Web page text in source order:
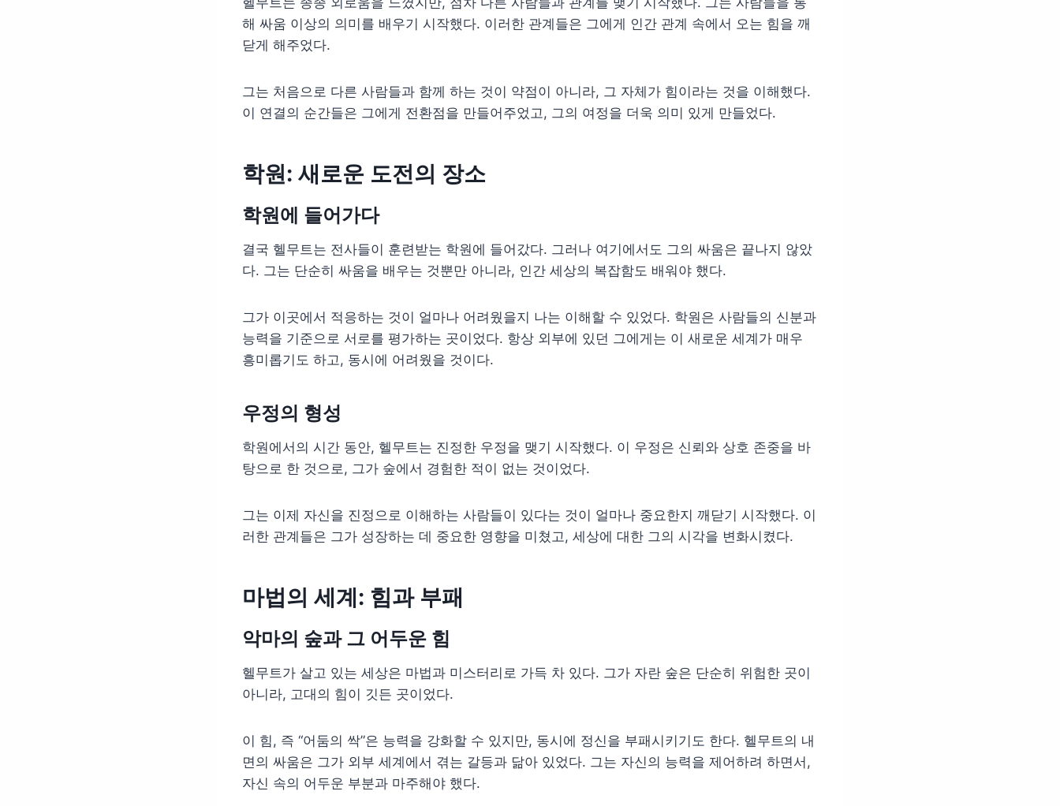
해 싸움 이상의 의미를 배우기 시작했다. 이러한 관계들은 그에게 인간 관계 속에서 오는 힘을 깨
닫게 해주었다.
그는 처음으로 다른 사람들과 함께 하는 것이 약점이 아니라, 그 자체가 힘이라는 것을 이해했다.
이 연결의 순간들은 그에게 전환점을 만들어주었고, 그의 여정을 더욱 의미 있게 만들었다.
학원: 새로운 도전의 장소
학원에 들어가다
결국 헬무트는 전사들이 훈련받는 학원에 들어갔다. 그러나 여기에서도 그의 싸움은 끝나지 않았
다. 그는 단순히 싸움을 배우는 것뿐만 아니라, 인간 세상의 복잡함도 배워야 했다.
그가 이곳에서 적응하는 것이 얼마나 어려웠을지 나는 이해할 수 있었다. 학원은 사람들의 신분과
능력을 기준으로 서로를 평가하는 곳이었다. 항상 외부에 있던 그에게는 이 새로운 세계가 매우
흥미롭기도 하고, 동시에 어려웠을 것이다.
우정의 형성
학원에서의 시간 동안, 헬무트는 진정한 우정을 맺기 시작했다. 이 우정은 신뢰와 상호 존중을 바
탕으로 한 것으로, 그가 숲에서 경험한 적이 없는 것이었다.
그는 이제 자신을 진정으로 이해하는 사람들이 있다는 것이 얼마나 중요한지 깨닫기 시작했다. 이
러한 관계들은 그가 성장하는 데 중요한 영향을 미쳤고, 세상에 대한 그의 시각을 변화시켰다.
마법의 세계: 힘과 부패
악마의 숲과 그 어두운 힘
헬무트가 살고 있는 세상은 마법과 미스터리로 가득 차 있다. 그가 자란 숲은 단순히 위험한 곳이
아니라, 고대의 힘이 깃든 곳이었다.
이 힘, 즉 “어둠의 싹”은 능력을 강화할 수 있지만, 동시에 정신을 부패시키기도 한다. 헬무트의 내
면의 싸움은 그가 외부 세계에서 겪는 갈등과 닮아 있었다. 그는 자신의 능력을 제어하려 하면서,
자신 속의 어두운 부분과 마주해야 했다.